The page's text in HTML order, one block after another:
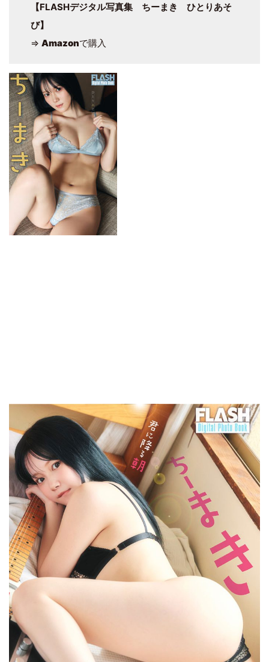
【FLASHデジタル写真集 ちーまき ひとりあそ
び】
⇒ Amazonで購入